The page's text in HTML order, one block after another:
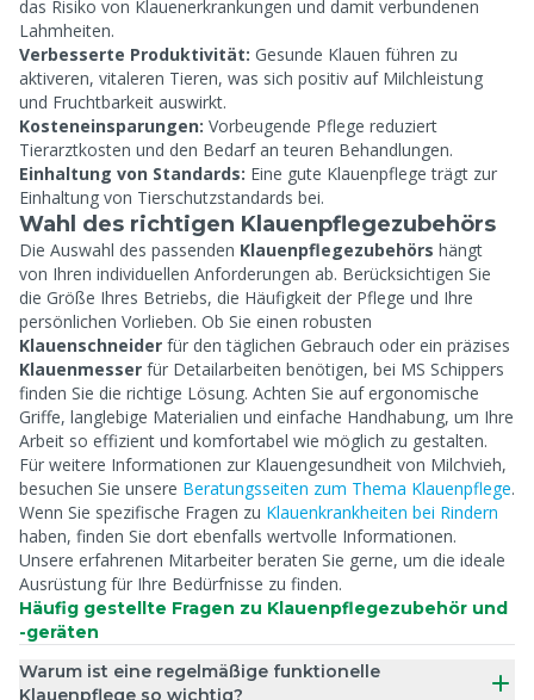
das Risiko von Klauenerkrankungen und damit verbundenen
Lahmheiten.
Verbesserte Produktivität: Gesunde Klauen führen zu
aktiveren, vitaleren Tieren, was sich positiv auf Milchleistung
und Fruchtbarkeit auswirkt.
Kosteneinsparungen: Vorbeugende Pflege reduziert
Tierarztkosten und den Bedarf an teuren Behandlungen.
Einhaltung von Standards: Eine gute Klauenpflege trägt zur
Einhaltung von Tierschutzstandards bei.
Wahl des richtigen Klauenpflegezubehörs
Die Auswahl des passenden Klauenpflegezubehörs hängt
von Ihren individuellen Anforderungen ab. Berücksichtigen Sie
die Größe Ihres Betriebs, die Häufigkeit der Pflege und Ihre
persönlichen Vorlieben. Ob Sie einen robusten
Klauenschneider für den täglichen Gebrauch oder ein präzises
Klauenmesser für Detailarbeiten benötigen, bei MS Schippers
finden Sie die richtige Lösung. Achten Sie auf ergonomische
Griffe, langlebige Materialien und einfache Handhabung, um Ihre
Arbeit so effizient und komfortabel wie möglich zu gestalten.
Für weitere Informationen zur Klauengesundheit von Milchvieh,
besuchen Sie unsere Beratungsseiten zum Thema Klauenpflege.
Wenn Sie spezifische Fragen zu Klauenkrankheiten bei Rindern
haben, finden Sie dort ebenfalls wertvolle Informationen.
Unsere erfahrenen Mitarbeiter beraten Sie gerne, um die ideale
Ausrüstung für Ihre Bedürfnisse zu finden.
Häufig gestellte Fragen zu Klauenpflegezubehör und
-geräten
Warum ist eine regelmäßige funktionelle
Klauenpflege so wichtig?